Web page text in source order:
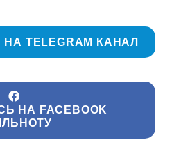
TELEGRAM КАНАЛ
НА FACEBOOK